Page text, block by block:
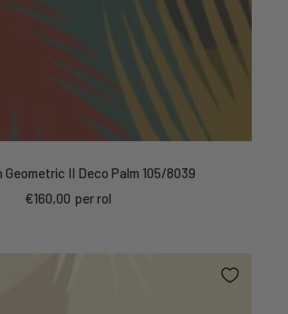
Geometric II Deco Palm 105/8039
Kortings
€160,00 per rol